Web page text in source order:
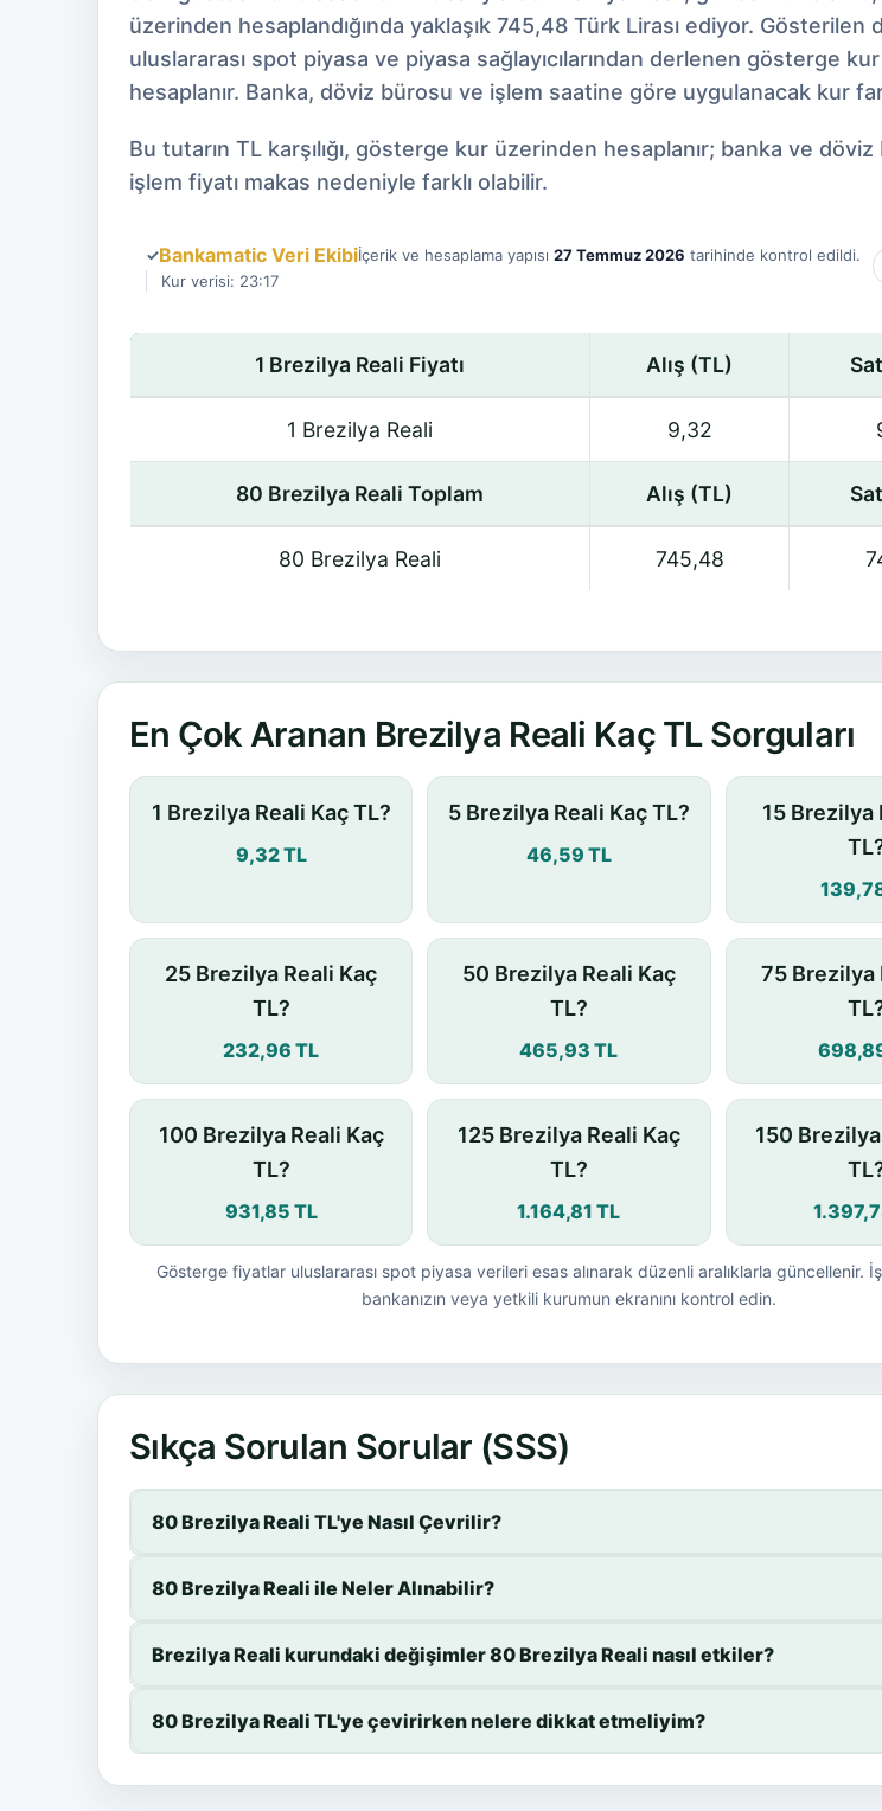
üzerinden hesaplandığında yaklaşık 745,48 Türk Lirası ediyor. Gösterilen
uluslararası spot piyasa ve piyasa sağlayıcılarından derlenen gösterge
hesaplanır. Banka, döviz bürosu ve işlem saatine göre uygulanacak kur
Bu tutarın TL karşılığı, gösterge kur üzerinden hesaplanır; banka ve
işlem fiyatı makas nedeniyle farklı olabilir.
✓Bankamatic Veri Ekibiİçerik ve hesaplama yapısı 27 Temmuz 2026 tarihinde kontrol edildi.
Kur verisi: 23:17
1 Brezilya Reali Fiyatı Alış (TL)
1 Brezilya Reali 9,32
80 Brezilya Reali Toplam Alış (TL)
80 Brezilya Reali 745,48
En Çok Aranan Brezilya Reali Kaç TL Sorguları
1 Brezilya Reali Kaç TL?
9,32 TL
5 Brezilya Reali Kaç TL?
46,59 TL
15 Brezilya
25 Brezilya Reali Kaç
TL?
232,96 TL
50 Brezilya Reali Kaç
TL?
465,93 TL
75 Brezilya
100 Brezilya Reali Kaç
TL?
931,85 TL
125 Brezilya Reali Kaç
TL?
1.164,81 TL
150
Gösterge fiyatlar uluslararası spot piyasa verileri esas alınarak düzenli aralıklarla güncellenir.
bankanızın veya yetkili kurumun ekranını kontrol edin.
Sıkça Sorulan Sorular (SSS)
80 Brezilya Reali TL'ye Nasıl Çevrilir?
80 Brezilya Reali ile Neler Alınabilir?
Brezilya Reali kurundaki değişimler 80 Brezilya Reali nasıl etkiler?
80 Brezilya Reali TL'ye çevirirken nelere dikkat etmeliyim?